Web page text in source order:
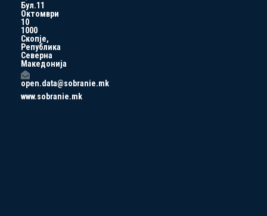
Бул.11
Октомври
10
1000
Скопје,
Република
Северна
Македонија
open.data@sobranie.mk
www.sobranie.mk